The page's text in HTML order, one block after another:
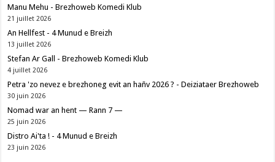
Manu Mehu - Brezhoweb Komedi Klub
21 juillet 2026
An Hellfest - 4 Munud e Breizh
13 juillet 2026
Stefan Ar Gall - Brezhoweb Komedi Klub
4 juillet 2026
Petra 'zo nevez e brezhoneg evit an hañv 2026 ? - Deiziataer Brezhoweb
30 juin 2026
Nomad war an hent — Rann 7 —
25 juin 2026
Distro Ai'ta ! - 4 Munud e Breizh
23 juin 2026